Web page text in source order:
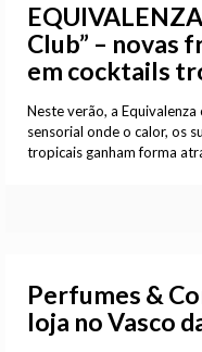
Club” – novas
em cocktails
Neste verão, a
sensorial onde o calor, os
tropicais ganham forma
Perfumes &
loja no Vasco